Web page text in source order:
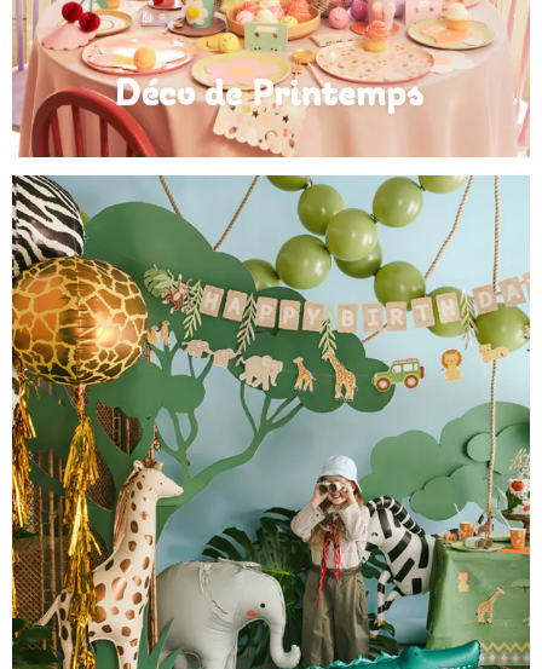
Déco de Printemps